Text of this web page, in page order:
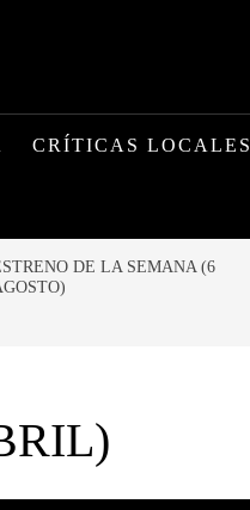
CRÍTICAS LOCALES